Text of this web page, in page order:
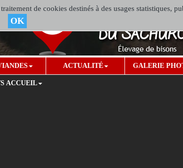
de cookies destinés à des usages statistiques,
OK
ACTUALITÉ GALERIE
ACCUEIL